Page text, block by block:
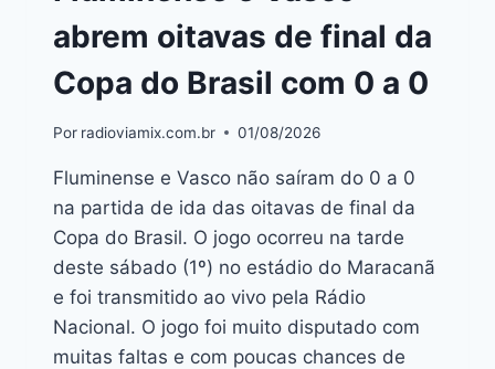
abrem oitavas de final da
Copa do Brasil com 0 a 0
Por radioviamix.com.br 01/08/2026
Fluminense e Vasco não saíram do 0 a 0
na partida de ida das oitavas de final da
Copa do Brasil. O jogo ocorreu na tarde
deste sábado (1º) no estádio do Maracanã
e foi transmitido ao vivo pela Rádio
Nacional. O jogo foi muito disputado com
muitas faltas e com poucas chances de